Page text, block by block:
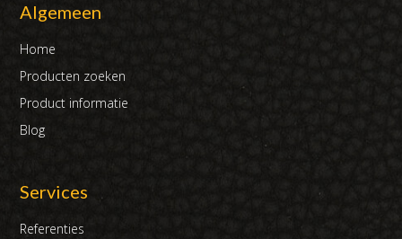
Algemeen
Home
Producten zoeken
Product informatie
Blog
Services
Referenties